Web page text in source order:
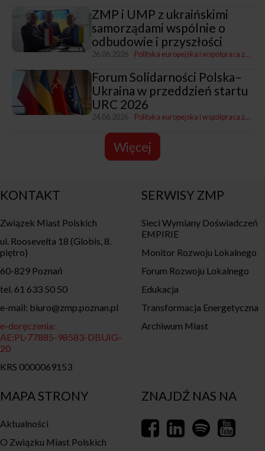
ZMP i UMP z ukraińskimi
samorządami wspólnie o
odbudowie i przyszłości
26.06.2026 Polityka europejska i współpraca zagraniczna
Forum Solidarności Polska–
Ukraina w przeddzień startu
URC 2026
24.06.2026 Polityka europejska i współpraca zagraniczna
Więcej
MAPA STRONY
Aktualności
O Związku Miast Polskich
KONTAKT
Związek Miast Polskich
ul. Roosevelta 18 (Globis, 8.
piętro)
60-829 Poznań
tel. 61 633 50 50
e-mail: biuro@zmp.poznan.pl
e-doręczenia:
AE:PL-77885-98583-DBUIG-
20
KRS 0000069153
SERWISY ZMP
Sieci Wymiany Doświadczeń
EMPIRIE
Monitor Rozwoju Lokalnego
Forum Rozwoju Lokalnego
Edukacja
Transformacja Energetyczna
Archiwum Miast
ZNAJDŹ NAS NA